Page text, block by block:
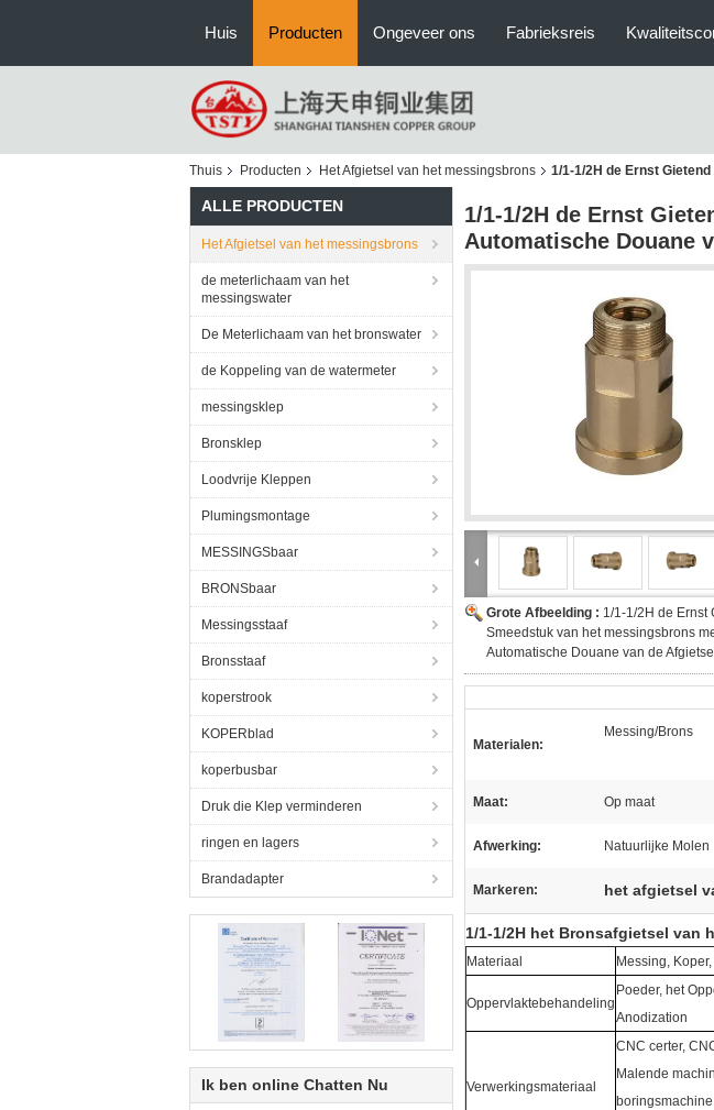
Huis Producten Ongeveer ons Fabrieksreis
Thuis Producten Het Afgietsel van het messingsbrons 1/1-1/2H de Ernst
ALLE PRODUCTEN
Het Afgietsel van het messingsbrons
de meterlichaam van het
messingswater
De Meterlichaam van het bronswater
de Koppeling van de watermeter
messingsklep
Bronsklep
Loodvrije Kleppen
Plumingsmontage
MESSINGSbaar
BRONSbaar
Messingsstaaf
Bronsstaaf
koperstrook
KOPERblad
koperbusbar
Druk die Klep verminderen
ringen en lagers
Brandadapter
Ik ben online Chatten Nu
1/1-1/2H de Ernst
Automatische Douane
Grote Afbeelding : 1/1-1/2H de Ernst
Smeedstuk van het messingsbrons
Automatische Douane van de
Materialen:
Messing/Brons
Maat: Op maat
Afwerking: Natuurlijke Molen
Markeren: het afgietsel
1/1-1/2H het Bronsafgietsel van
Materiaal Messing,
Oppervlaktebehandeling
Poeder, het
Anodization
Verwerkingsmateriaal
CNC certer,
Malende